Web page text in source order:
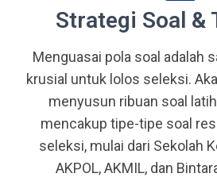
bangsa.
Strategi Soal &
Menguasai pola soal adalah
krusial untuk lolos seleksi.
menyusun ribuan soal
mencakup tipe-tipe soal
seleksi, mulai dari Sekolah
AKPOL, AKMIL, dan